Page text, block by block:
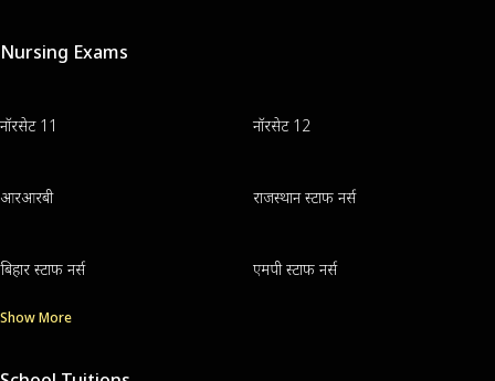
Nursing Exams
नॉरसेट 11 नॉरसेट 12
आरआरबी राजस्थान स्टाफ नर्स
बिहार स्टाफ नर्स एमपी स्टाफ नर्स
Show More